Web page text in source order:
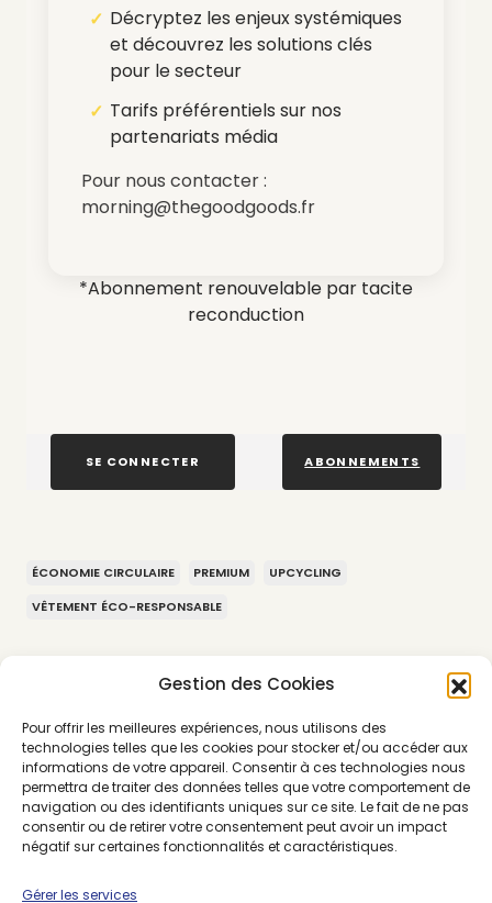
Gestion des Cookies
Pour offrir les meilleures expériences, nous utilisons des
technologies telles que les cookies pour stocker et/ou accéder aux
informations de votre appareil. Consentir à ces technologies nous
permettra de traiter des données telles que votre comportement de
navigation ou des identifiants uniques sur ce site. Le fait de ne pas
consentir ou de retirer votre consentement peut avoir un impact
négatif sur certaines fonctionnalités et caractéristiques.
Gérer les services
Décryptez les enjeux systémiques
et découvrez les solutions clés
pour le secteur
Tarifs préférentiels sur nos
partenariats média
Pour nous contacter :
morning@thegoodgoods.fr
*Abonnement renouvelable par tacite
reconduction
SE CONNECTER ABONNEMENTS
ÉCONOMIE CIRCULAIRE PREMIUM
UPCYCLING
VÊTEMENT ÉCO-RESPONSABLE